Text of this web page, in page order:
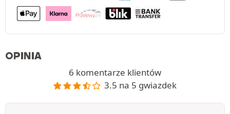
OPINIA
6 komentarze klientów
3.5 na 5 gwiazdek